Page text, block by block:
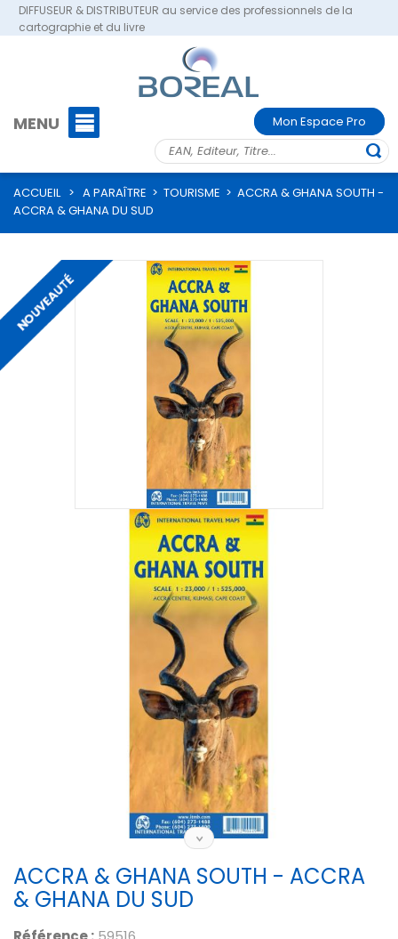
DIFFUSEUR & DISTRIBUTEUR au service des professionnels de la
cartographie et du livre
MENU Mon Espace Pro
ACCUEIL > A PARAÎTRE > TOURISME > ACCRA & GHANA SOUTH -
ACCRA & GHANA DU SUD
ACCRA & GHANA SOUTH - ACCRA
& GHANA DU SUD